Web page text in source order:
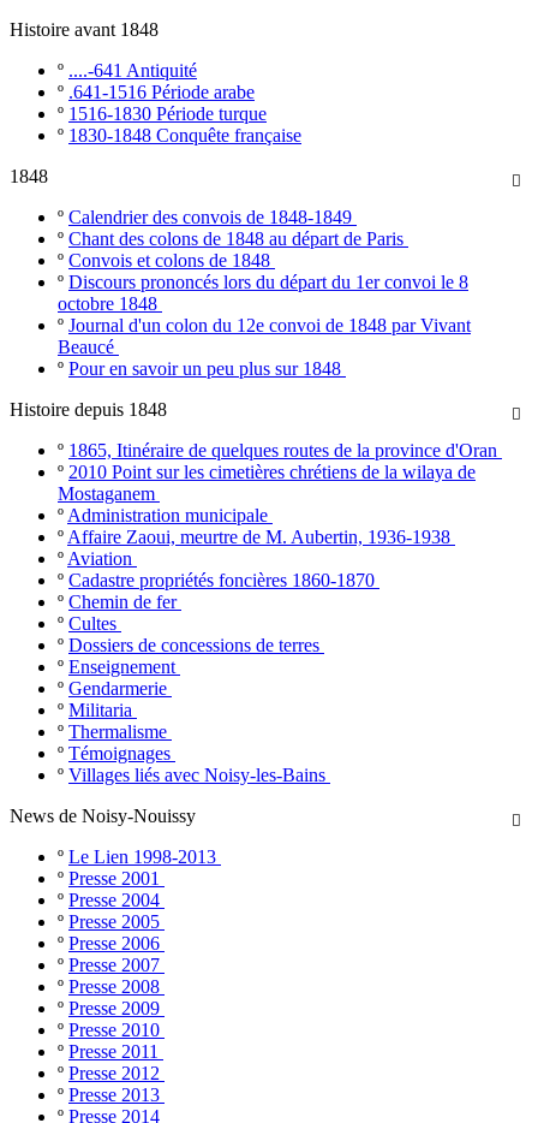
Histoire avant 1848
º ....-641 Antiquité
º .641-1516 Période arabe
º 1516-1830 Période turque
º 1830-1848 Conquête française

1848
º Calendrier des convois de 1848-1849
º Chant des colons de 1848 au départ de Paris
º Convois et colons de 1848
º Discours prononcés lors du départ du 1er convoi le 8
octobre 1848
º Journal d'un colon du 12e convoi de 1848 par Vivant
Beaucé
º Pour en savoir un peu plus sur 1848

Histoire depuis 1848
º 1865, Itinéraire de quelques routes de la province d'Oran
º 2010 Point sur les cimetières chrétiens de la wilaya de
Mostaganem
º Administration municipale
º Affaire Zaoui, meurtre de M. Aubertin, 1936-1938
º Aviation
º Cadastre propriétés foncières 1860-1870
º Chemin de fer
º Cultes
º Dossiers de concessions de terres
º Enseignement
º Gendarmerie
º Militaria
º Thermalisme
º Témoignages
º Villages liés avec Noisy-les-Bains

News de Noisy-Nouissy
º Le Lien 1998-2013
º Presse 2001
º Presse 2004
º Presse 2005
º Presse 2006
º Presse 2007
º Presse 2008
º Presse 2009
º Presse 2010
º Presse 2011
º Presse 2012
º Presse 2013
º Presse 2014